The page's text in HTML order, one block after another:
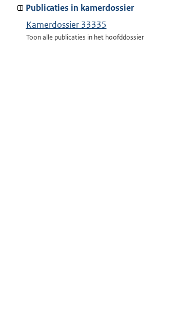
van:
Publicaties in kamerdossier
Kamerdossier 33335
Toon alle publicaties in het hoofddossier